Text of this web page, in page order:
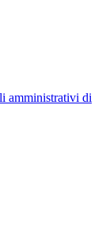
amministrativi di